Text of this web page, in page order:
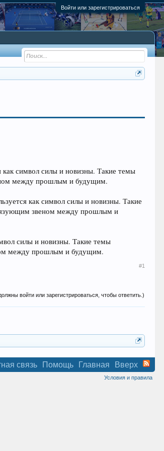
Войти или зарегистрироваться
как символ силы и новизны. Такие темы
между прошлым и будущим.
как символ силы и новизны. Такие
звеном между прошлым и
силы и новизны. Такие темы
между прошлым и будущим.
#1
войти или зарегистрироваться, чтобы ответить.)
связь Помощь Главная Вверх
Условия и правила